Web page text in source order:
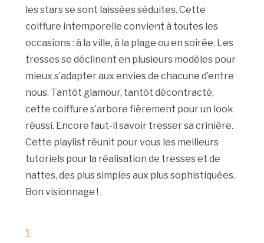
les stars se sont laissées séduites. Cette
coiffure intemporelle convient à toutes les
occasions : à la ville, à la plage ou en soirée. Les
tresses se déclinent en plusieurs modèles pour
mieux s’adapter aux envies de chacune d’entre
nous. Tantôt glamour, tantôt décontracté,
cette coiffure s’arbore fièrement pour un look
réussi. Encore faut-il savoir tresser sa crinière.
Cette playlist réunit pour vous les meilleurs
tutoriels pour la réalisation de tresses et de
nattes, des plus simples aux plus sophistiquées.
Bon visionnage !
1.